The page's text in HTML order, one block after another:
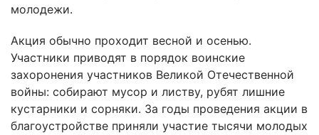
молодежи.
Акция обычно проходит весной и осенью.
Участники приводят в порядок воинские
захоронения участников Великой Отечественной
войны: собирают мусор и листву, рубят лишние
кустарники и сорняки. За годы проведения акции в
благоустройстве приняли участие тысячи молодых